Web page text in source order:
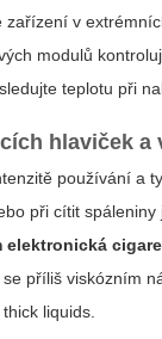
zařízení v
modulů
teplotu při
hlaviček a
používání a
při cítit spáleniny
elektronická
příliš viskózním
liquids.